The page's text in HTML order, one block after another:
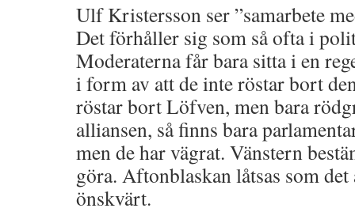
Ulf Kristersson ser ”samarbete
Det förhåller sig som så ofta i
Moderaterna får bara sitta i en
i form av att de inte röstar bort
röstar bort Löfven, men bara
alliansen, så finns bara
men de har vägrat. Vänstern
göra. Aftonblaskan låtsas som
önskvärt.